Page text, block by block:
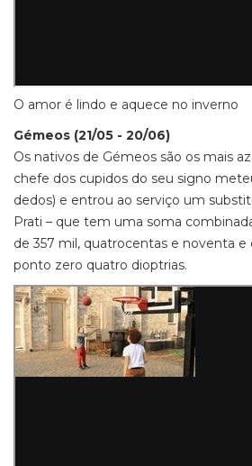
O amor é lindo e aquece no inverno
Gémeos (21/05 - 20/06)
Os nativos de Gémeos são os mais
chefe dos cupidos do seu signo
dedos) e entrou ao serviço um
Prati – que tem uma soma
de 357 mil, quatrocentas e noventa e
ponto zero quatro dioptrias.